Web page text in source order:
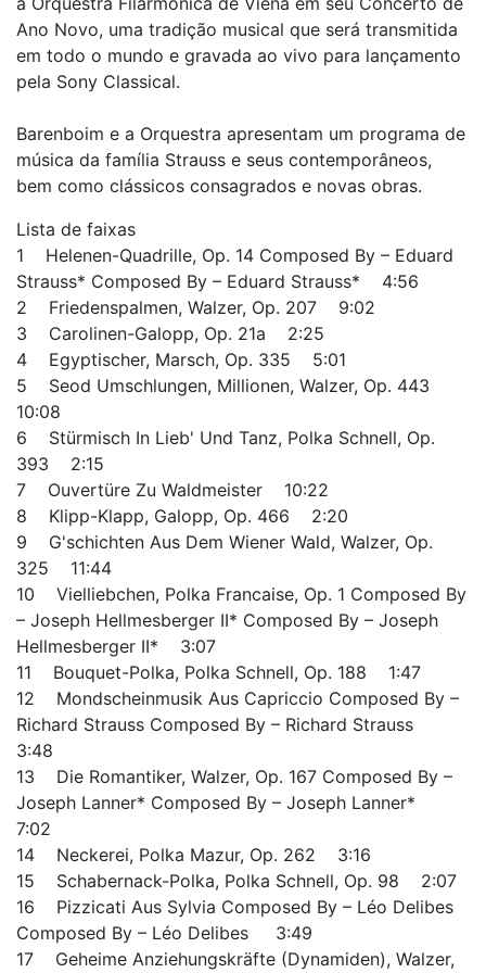
Ano Novo, uma tradição musical que será transmitida
em todo o mundo e gravada ao vivo para lançamento
pela Sony Classical.
Barenboim e a Orquestra apresentam um programa de
música da família Strauss e seus contemporâneos,
bem como clássicos consagrados e novas obras.
Lista de faixas
1 Helenen-Quadrille, Op. 14 Composed By – Eduard
Strauss* Composed By – Eduard Strauss* 4:56
2 Friedenspalmen, Walzer, Op. 207 9:02
3 Carolinen-Galopp, Op. 21a 2:25
4 Egyptischer, Marsch, Op. 335 5:01
5 Seod Umschlungen, Millionen, Walzer, Op. 443
10:08
6 Stürmisch In Lieb' Und Tanz, Polka Schnell, Op.
393 2:15
7 Ouvertüre Zu Waldmeister 10:22
8 Klipp-Klapp, Galopp, Op. 466 2:20
9 G'schichten Aus Dem Wiener Wald, Walzer, Op.
325 11:44
10 Vielliebchen, Polka Francaise, Op. 1 Composed By
– Joseph Hellmesberger II* Composed By – Joseph
Hellmesberger II* 3:07
11 Bouquet-Polka, Polka Schnell, Op. 188 1:47
12 Mondscheinmusik Aus Capriccio Composed By –
Richard Strauss Composed By – Richard Strauss
3:48
13 Die Romantiker, Walzer, Op. 167 Composed By –
Joseph Lanner* Composed By – Joseph Lanner*
7:02
14 Neckerei, Polka Mazur, Op. 262 3:16
15 Schabernack-Polka, Polka Schnell, Op. 98 2:07
16 Pizzicati Aus Sylvia Composed By – Léo Delibes
Composed By – Léo Delibes 3:49
17 Geheime Anziehungskräfte (Dynamiden), Walzer,